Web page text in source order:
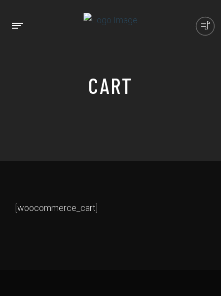
CART
[woocommerce_cart]